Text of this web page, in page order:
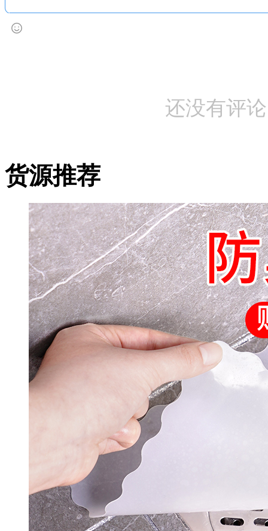
还没有评
货源推荐